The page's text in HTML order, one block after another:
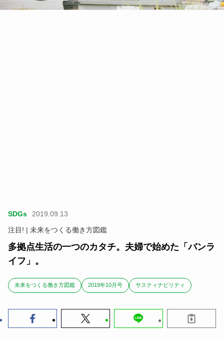
SDGs
2019.09.13
注目! | 未来をつくる働き方図鑑
多拠点生活の一つのカタチ。夫婦で始めた「バンラ
イフ」。
未来をつくる働き方図鑑 2019年10月号 サスティナビリティ